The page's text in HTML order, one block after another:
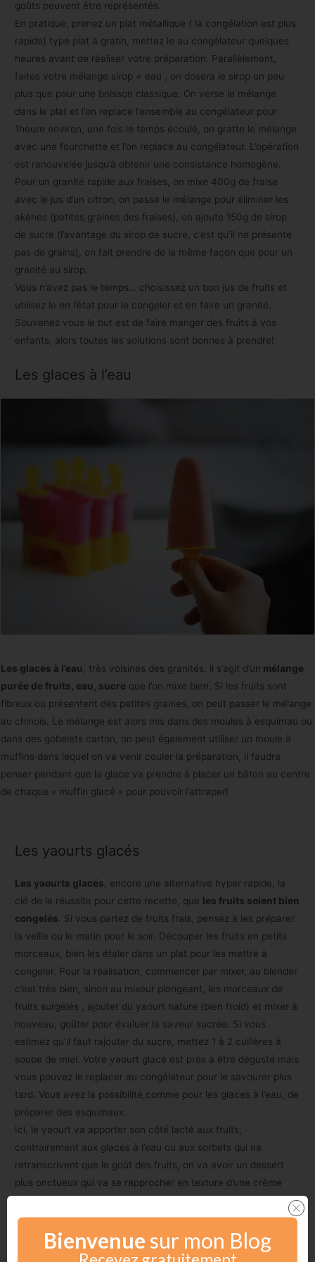
goûts peuvent être représentés.
En pratique, prenez un plat métallique ( la congélation est plus
rapide) type plat à gratin, mettez le au congélateur quelques
heures avant de réaliser votre préparation. Parallèlement,
faites votre mélange sirop + eau , on dosera le sirop un peu
plus que pour une boisson classique. On verse le mélange
dans le plat et l’on replace l’ensemble au congélateur pour
1heure environ, une fois le temps écoulé, on gratte le mélange
avec une fourchette et l’on replace au congélateur. L’opération
est renouvelée jusqu’à obtenir une consistance homogène.
Pour un granité rapide aux fraises, on mixe 400g de fraise
avec le jus d’un citron, on passe le mélange pour éliminer les
akènes (petites graines des fraises), on ajoute 150g de sirop
de sucre (l’avantage du sirop de sucre, c’est qu’il ne présente
pas de grains), on fait prendre de la même façon que pour un
granité au sirop.
Vous n’avez pas le temps… choisissez un bon jus de fruits et
utilisez le en l’état pour le congeler et en faire un granité.
Souvenez vous le but est de faire manger des fruits à vos
enfants, alors toutes les solutions sont bonnes à prendre!
Les glaces à l’eau
Les glaces à l’eau , très voisines des granités, il s’agit d’un mélange
purée de fruits, eau, sucre que l’on mixe bien. Si les fruits sont
fibreux ou présentent des petites graines, on peut passer le mélange
au chinois. Le mélange est alors mis dans des moules à esquimau ou
dans des gobelets carton, on peut également utiliser un moule à
muffins dans lequel on va venir couler la préparation, il faudra
penser pendant que la glace va prendre à placer un bâton au centre
de chaque « muffin glacé » pour pouvoir l’attraper!
Les yaourts glacés
Les yaourts glacés, encore une alternative hyper rapide, la
clé de la réussite pour cette recette, que les fruits soient bien
congelés. Si vous partez de fruits frais, pensez à les préparer
la veille ou le matin pour le soir. Découper les fruits en petits
morceaux, bien les étaler dans un plat pour les mettre à
congeler. Pour la réalisation, commencer par mixer, au blender
c’est très bien, sinon au mixeur plongeant, les morceaux de
fruits surgelés , ajouter du yaourt nature (bien froid) et mixer à
nouveau, goûter pour évaluer la saveur sucrée. Si vous
estimez qu’il faut rajouter du sucre, mettez 1 à 2 cuillères à
soupe de miel. Votre yaourt glacé est près à être dégusté mais
vous pouvez le replacer au congélateur pour le savourer plus
tard. Vous avez la possibilité,comme pour les glaces à l’eau, de
préparer des esquimaux.
Ici, le yaourt va apporter son côté lacté aux fruits,
contrairement aux glaces à l’eau ou aux sorbets qui ne
retranscrivent que le goût des fruits, on va avoir un dessert
plus onctueux qui va se rapprocher en texture d’une crème
Cette technique est très facile à improviser pour faire manger
des fruits à vos enfants toute l’année, avec une petite réserve
de fruits au congélateur et quelques yaourts dans le
Bienvenuesur mon Blog